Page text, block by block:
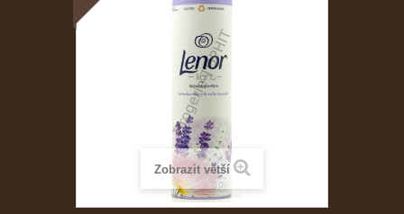
Zobrazit větší